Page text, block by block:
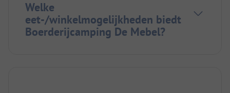
Welke
eet-/winkelmogelijkheden biedt
Boerderijcamping De Mebel?